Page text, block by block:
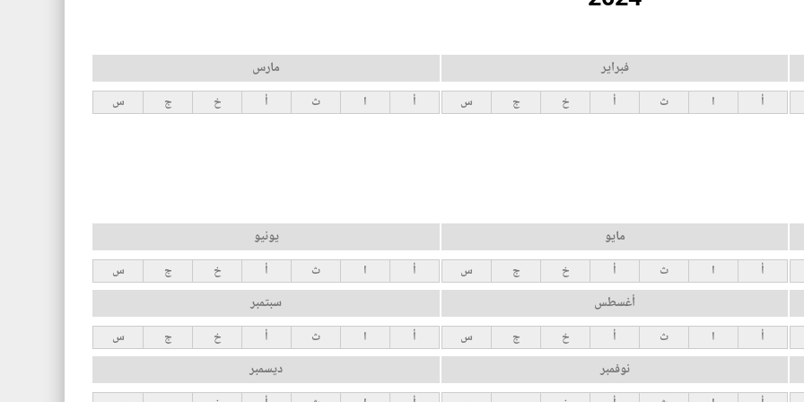
فبراير
أ ا ث أ خ ج س
مارس
أ ا ث أ خ ج س
مايو
أ ا ث أ خ ج س
يونيو
أ ا ث أ خ ج س
أغسطس
أ ا ث أ خ ج س
سبتمبر
أ ا ث أ خ ج س
نوفمبر ديسمبر